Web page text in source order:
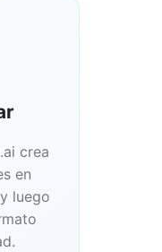
crea
en
luego